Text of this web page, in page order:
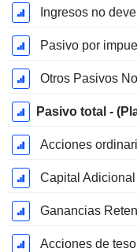
Ingresos no
Pasivo por
Otros Pasivos
Pasivo total -
Acciones
Capital
Ganancias
Acciones de